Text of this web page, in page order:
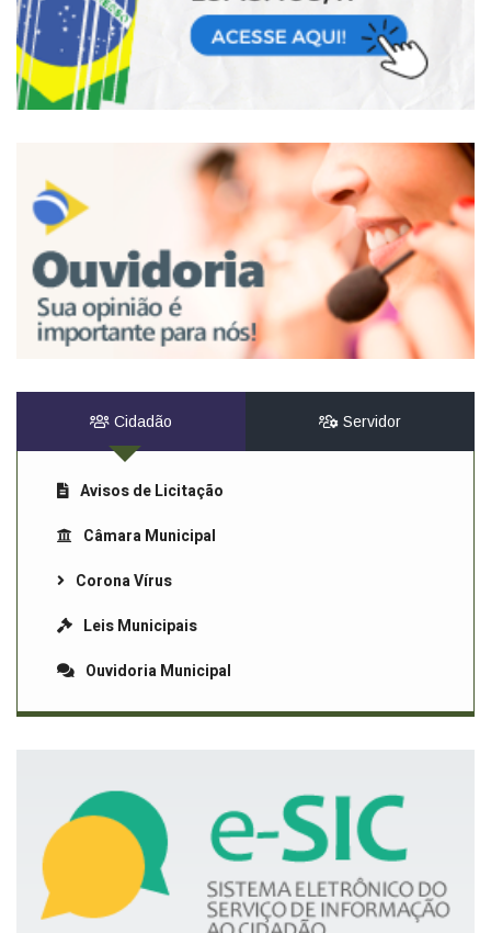
Cidadão Servidor
Avisos de Licitação
Câmara Municipal
Corona Vírus
Leis Municipais
Ouvidoria Municipal